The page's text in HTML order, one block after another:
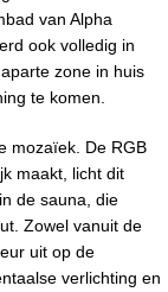
van Alpha
ook volledig in
zone in huis
te komen.
mozaïek. De RGB
maakt, licht dit
de sauna, die
Zowel vanuit de
uit op de
verlichting en